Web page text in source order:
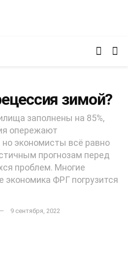
зимой?
заполнены на 85%,
опережают
экономисты всё равно
прогнозам перед
проблем. Многие
экономика ФРГ погрузится
9 сентября, 2022